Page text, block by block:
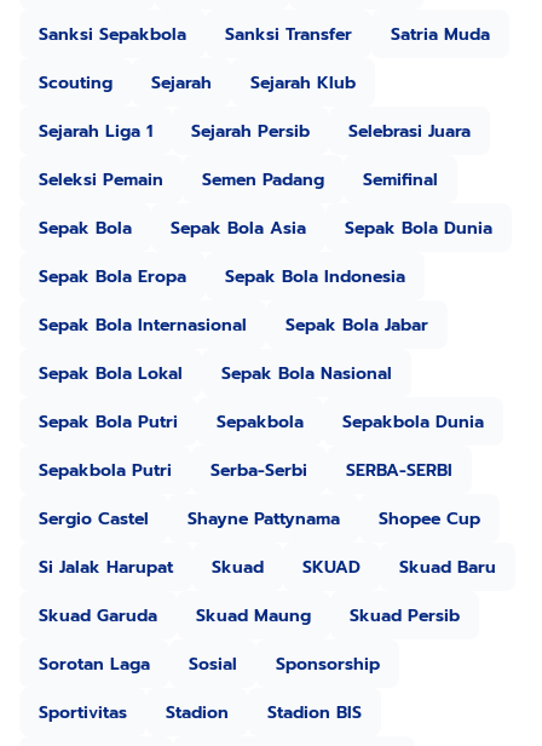
Sanksi Sepakbola
Sanksi Transfer
Satria Muda
Scouting
Sejarah
Sejarah Klub
Sejarah Liga 1
Sejarah Persib
Selebrasi Juara
Seleksi Pemain
Semen Padang
Semifinal
Sepak Bola
Sepak Bola Asia
Sepak Bola Dunia
Sepak Bola Eropa
Sepak Bola Indonesia
Sepak Bola Internasional
Sepak Bola Jabar
Sepak Bola Lokal
Sepak Bola Nasional
Sepak Bola Putri
Sepakbola
Sepakbola Dunia
Sepakbola Putri
Serba-Serbi
SERBA-SERBI
Sergio Castel
Shayne Pattynama
Shopee Cup
Si Jalak Harupat
Skuad SKUAD
Skuad Baru
Skuad Garuda
Skuad Maung
Skuad Persib
Sorotan Laga
Sosial
Sponsorship
Sportivitas
Stadion
Stadion BIS